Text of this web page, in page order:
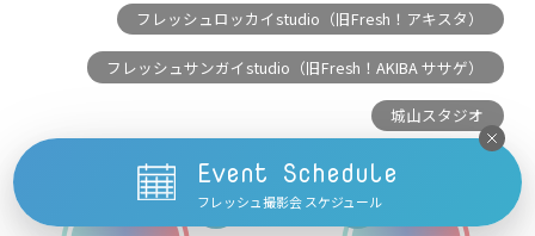
フレッシュロッカイstudio（旧Fresh！アキスタ）
フレッシュサンガイstudio（旧Fresh！AKIBA ササゲ）
城山スタジオ
Event Schedule
フレッシュ撮影会 スケジュール